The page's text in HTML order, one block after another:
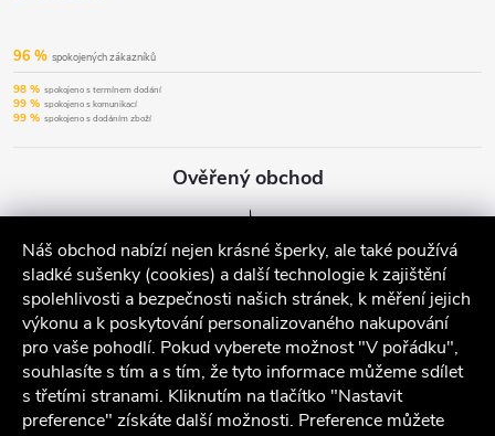
Náš obchod nabízí nejen krásné šperky, ale také používá
sladké sušenky (cookies) a další technologie k zajištění
spolehlivosti a bezpečnosti našich stránek, k měření jejich
výkonu a k poskytování personalizovaného nakupování
pro vaše pohodlí. Pokud vyberete možnost "V pořádku",
souhlasíte s tím a s tím, že tyto informace můžeme sdílet
s třetími stranami. Kliknutím na tlačítko "Nastavit
preference" získáte další možnosti. Preference můžete
96 % spokojených zákazníků
98 % spokojeno s termínem dodání
99 % spokojeno s komunikací
99 % spokojeno s dodáním zboží
Ověřený obchod